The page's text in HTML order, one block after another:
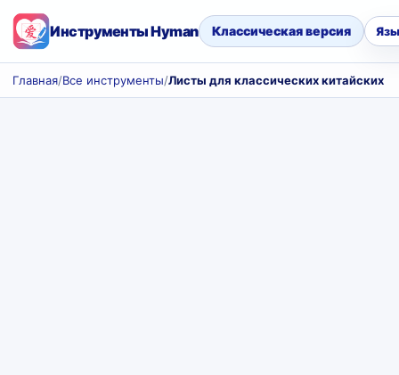
Инструменты Hyman Классическая версия
Главная/Все инструменты/Листы для классических китайских